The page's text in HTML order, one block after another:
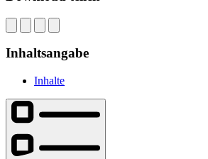
Inhaltsangabe
Inhalte